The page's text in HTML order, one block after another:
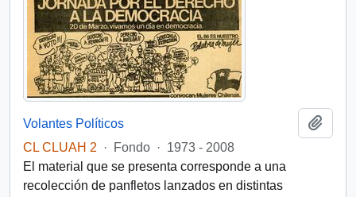
Volantes Políticos
CL CLUAH 2
· Fondo · 1973 - 2008
El material que se presenta corresponde a una
recolección de panfletos lanzados en distintas